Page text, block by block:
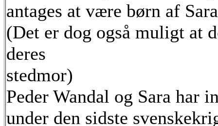
antages at være børn af
(Det er dog også muligt at
deres
stedmor)
Peder Wandal og Sara har
under den sidste